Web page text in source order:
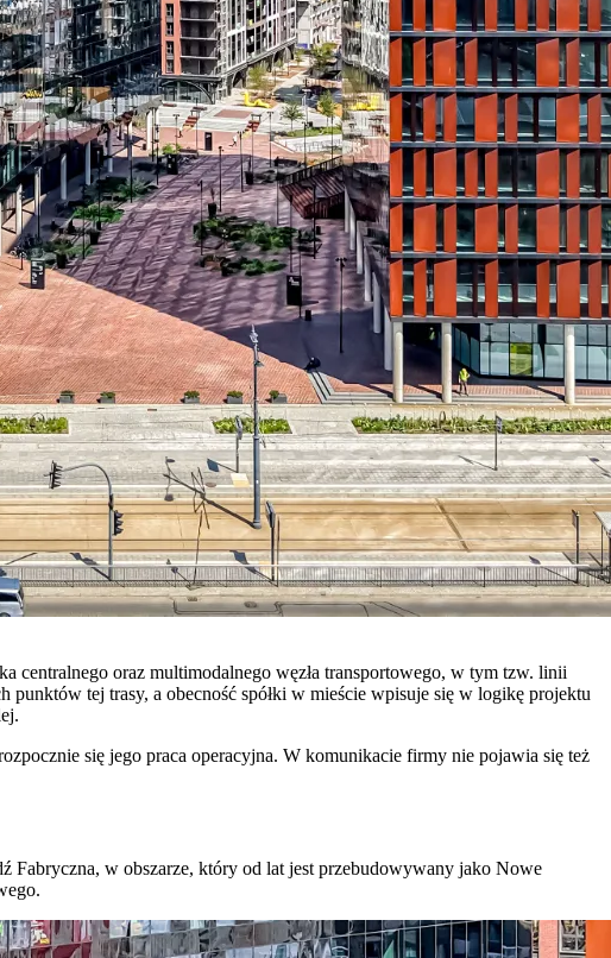
centralnego oraz multimodalnego węzła transportowego, w tym tzw. linii
tej trasy, a obecność spółki w mieście wpisuje się w logikę projektu
się jego praca operacyjna. W komunikacie firmy nie pojawia się też
Fabryczna, w obszarze, który od lat jest przebudowywany jako Nowe